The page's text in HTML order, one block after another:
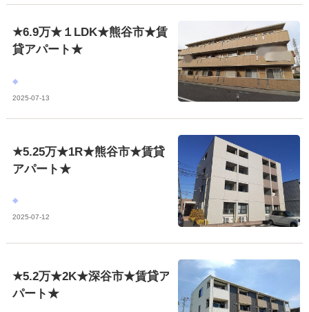
★6.9万★１LDK★熊谷市★賃
貸アパート★
2025-07-13
★5.25万★1R★熊谷市★賃貸
アパート★
2025-07-12
★5.2万★2K★深谷市★賃貸ア
パート★